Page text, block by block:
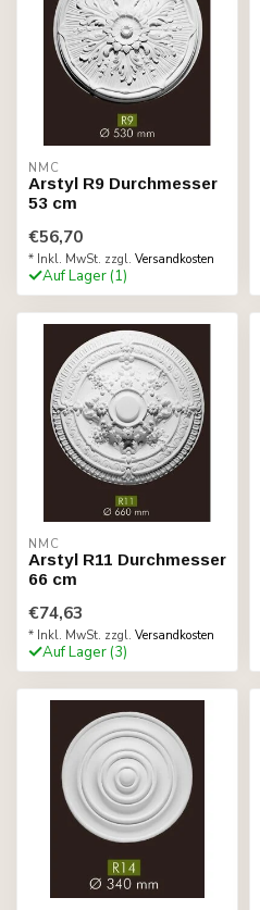
NMC
Arstyl R9 Durchmesser
53 cm
€56,70
* Inkl. MwSt. zzgl. Versandkosten
Auf Lager (1)
NMC
Arstyl R11 Durchmesser
66 cm
€74,63
* Inkl. MwSt. zzgl. Versandkosten
Auf Lager (3)